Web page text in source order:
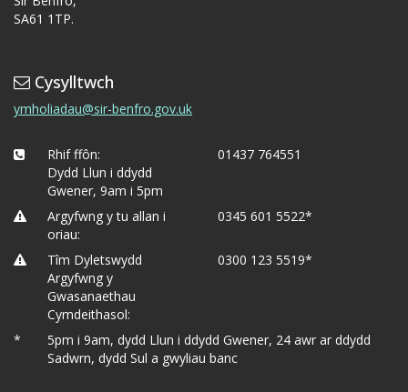
SA61 1TP.
Cysylltwch
ymholiadau@sir-benfro.gov.uk
Rhif ffôn:
Dydd Llun i ddydd
Gwener, 9am i 5pm
01437 764551
Argyfwng y tu allan i
oriau:
0345 601 5522*
Tîm Dyletswydd
Argyfwng y
Gwasanaethau
Cymdeithasol:
0300 123 5519*
*
5pm i 9am, dydd Llun i ddydd Gwener, 24 awr ar ddydd
Sadwrn, dydd Sul a gwyliau banc